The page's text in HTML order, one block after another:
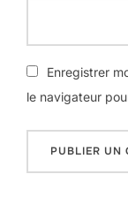
Enregistrer
le navigateur